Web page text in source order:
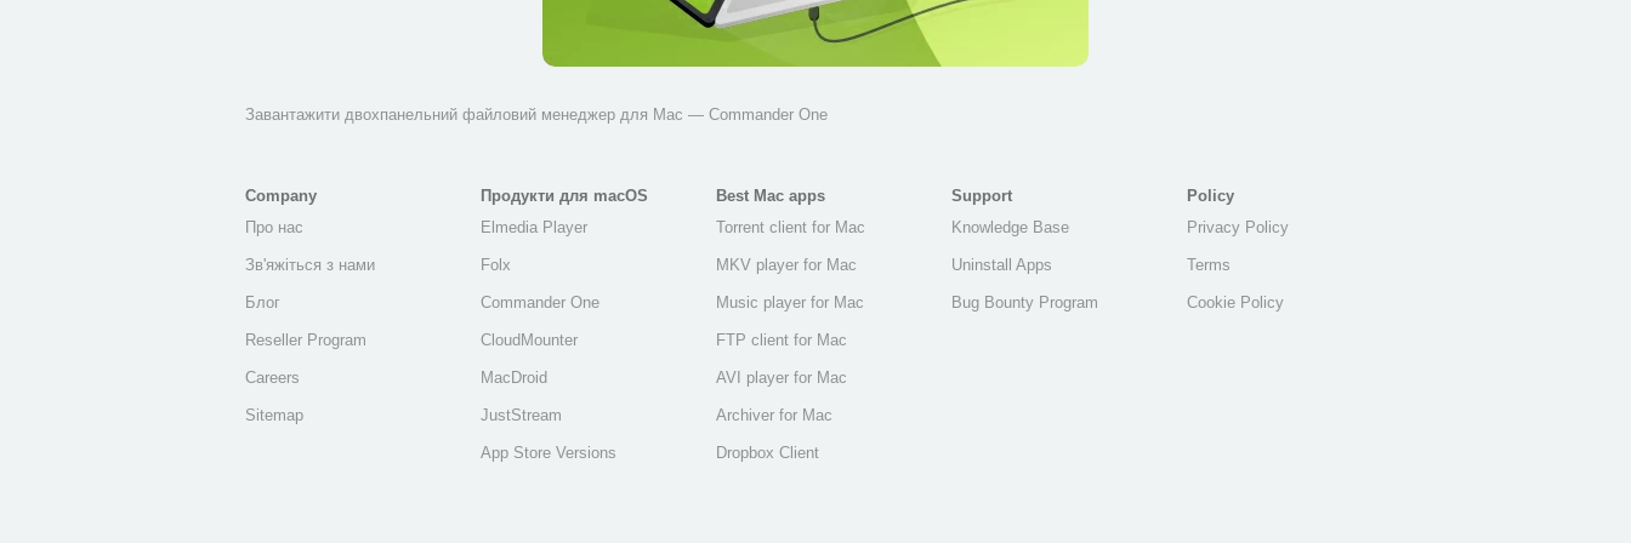
Завантажити двохпанельний файловий менеджер для Mac — Commander One
Company
Про нас
Зв'яжіться з нами
Блог
Reseller Program
Careers
Sitemap
Продукти для macOS
Elmedia Player
Folx
Commander One
CloudMounter
MacDroid
JustStream
App Store Versions
Best Mac apps
Torrent client for Mac
MKV player for Mac
Music player for Mac
FTP client for Mac
AVI player for Mac
Archiver for Mac
Dropbox Client
Support
Knowledge Base
Uninstall Apps
Bug Bounty Program
Policy
Privacy Policy
Terms
Cookie Policy